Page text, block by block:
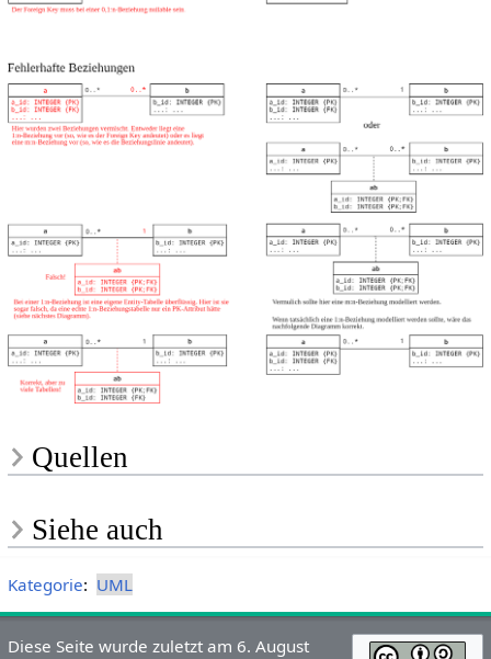
Quellen
Siehe auch
Kategorie: UML
Diese Seite wurde zuletzt am 6. August